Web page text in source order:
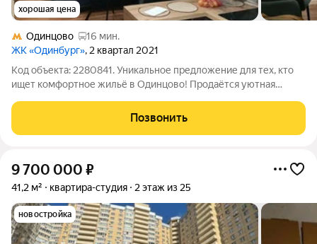
хорошая цена
Одинцово
16 мин.
ЖК «Одинбург», 2 квартал 2021
Код объекта: 2280841. Уникальное предложение для тех, кто
ищет комфортное жильё в Одинцово! Продаётся уютная
Квартира расположена на втором этаже 26-этажного
монолитного дома по адресу: Одинцово,
Позвонить
9 700 000 ₽
41,2 м² квартира-студия 2 этаж из 25
новостройка